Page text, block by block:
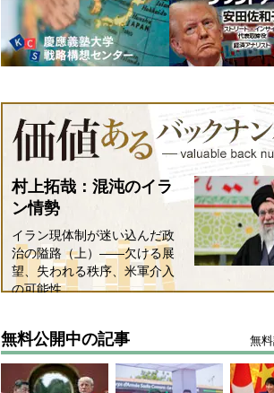
村上拓哉：混沌のイラ
ン情勢
イラン現体制が迷い込んだ政
治の隘路（上）――欠ける展
望、失われる秩序、米軍介入
の可能性
無料公開中の記事 無